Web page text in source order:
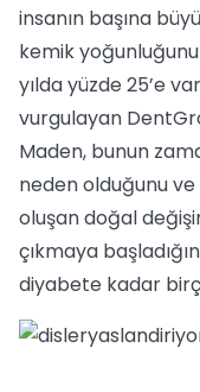
insanın başına
kemik
yılda yüzde 25’e
vurgulayan
Maden, bunun
neden olduğunu
oluşan doğal
çıkmaya
diyabete kadar